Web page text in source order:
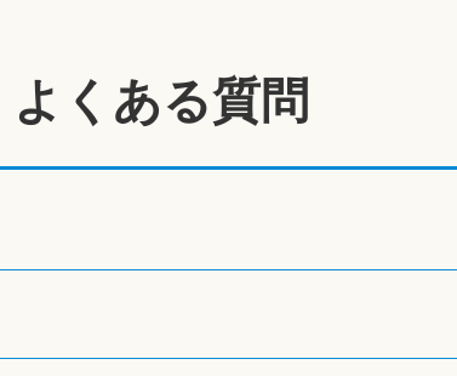
よくある質問